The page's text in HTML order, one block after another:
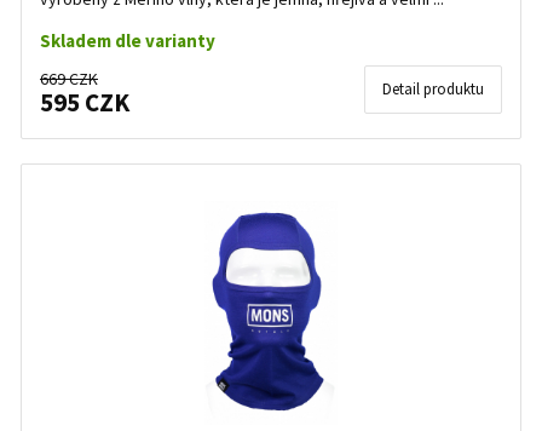
Skladem dle varianty
669 CZK
595 CZK Detail produktu